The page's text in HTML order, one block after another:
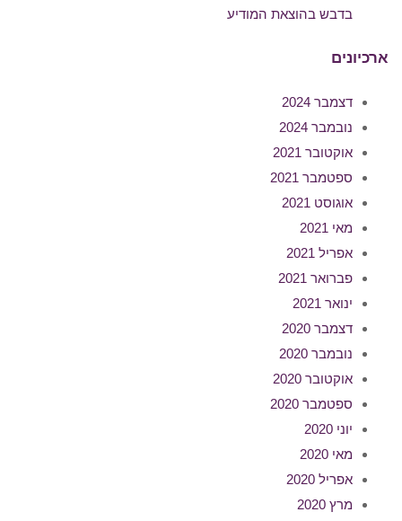
בדבש בהוצאת המודיע
ארכיונים
דצמבר 2024
נובמבר 2024
אוקטובר 2021
ספטמבר 2021
אוגוסט 2021
מאי 2021
אפריל 2021
פברואר 2021
ינואר 2021
דצמבר 2020
נובמבר 2020
אוקטובר 2020
ספטמבר 2020
יוני 2020
מאי 2020
אפריל 2020
מרץ 2020